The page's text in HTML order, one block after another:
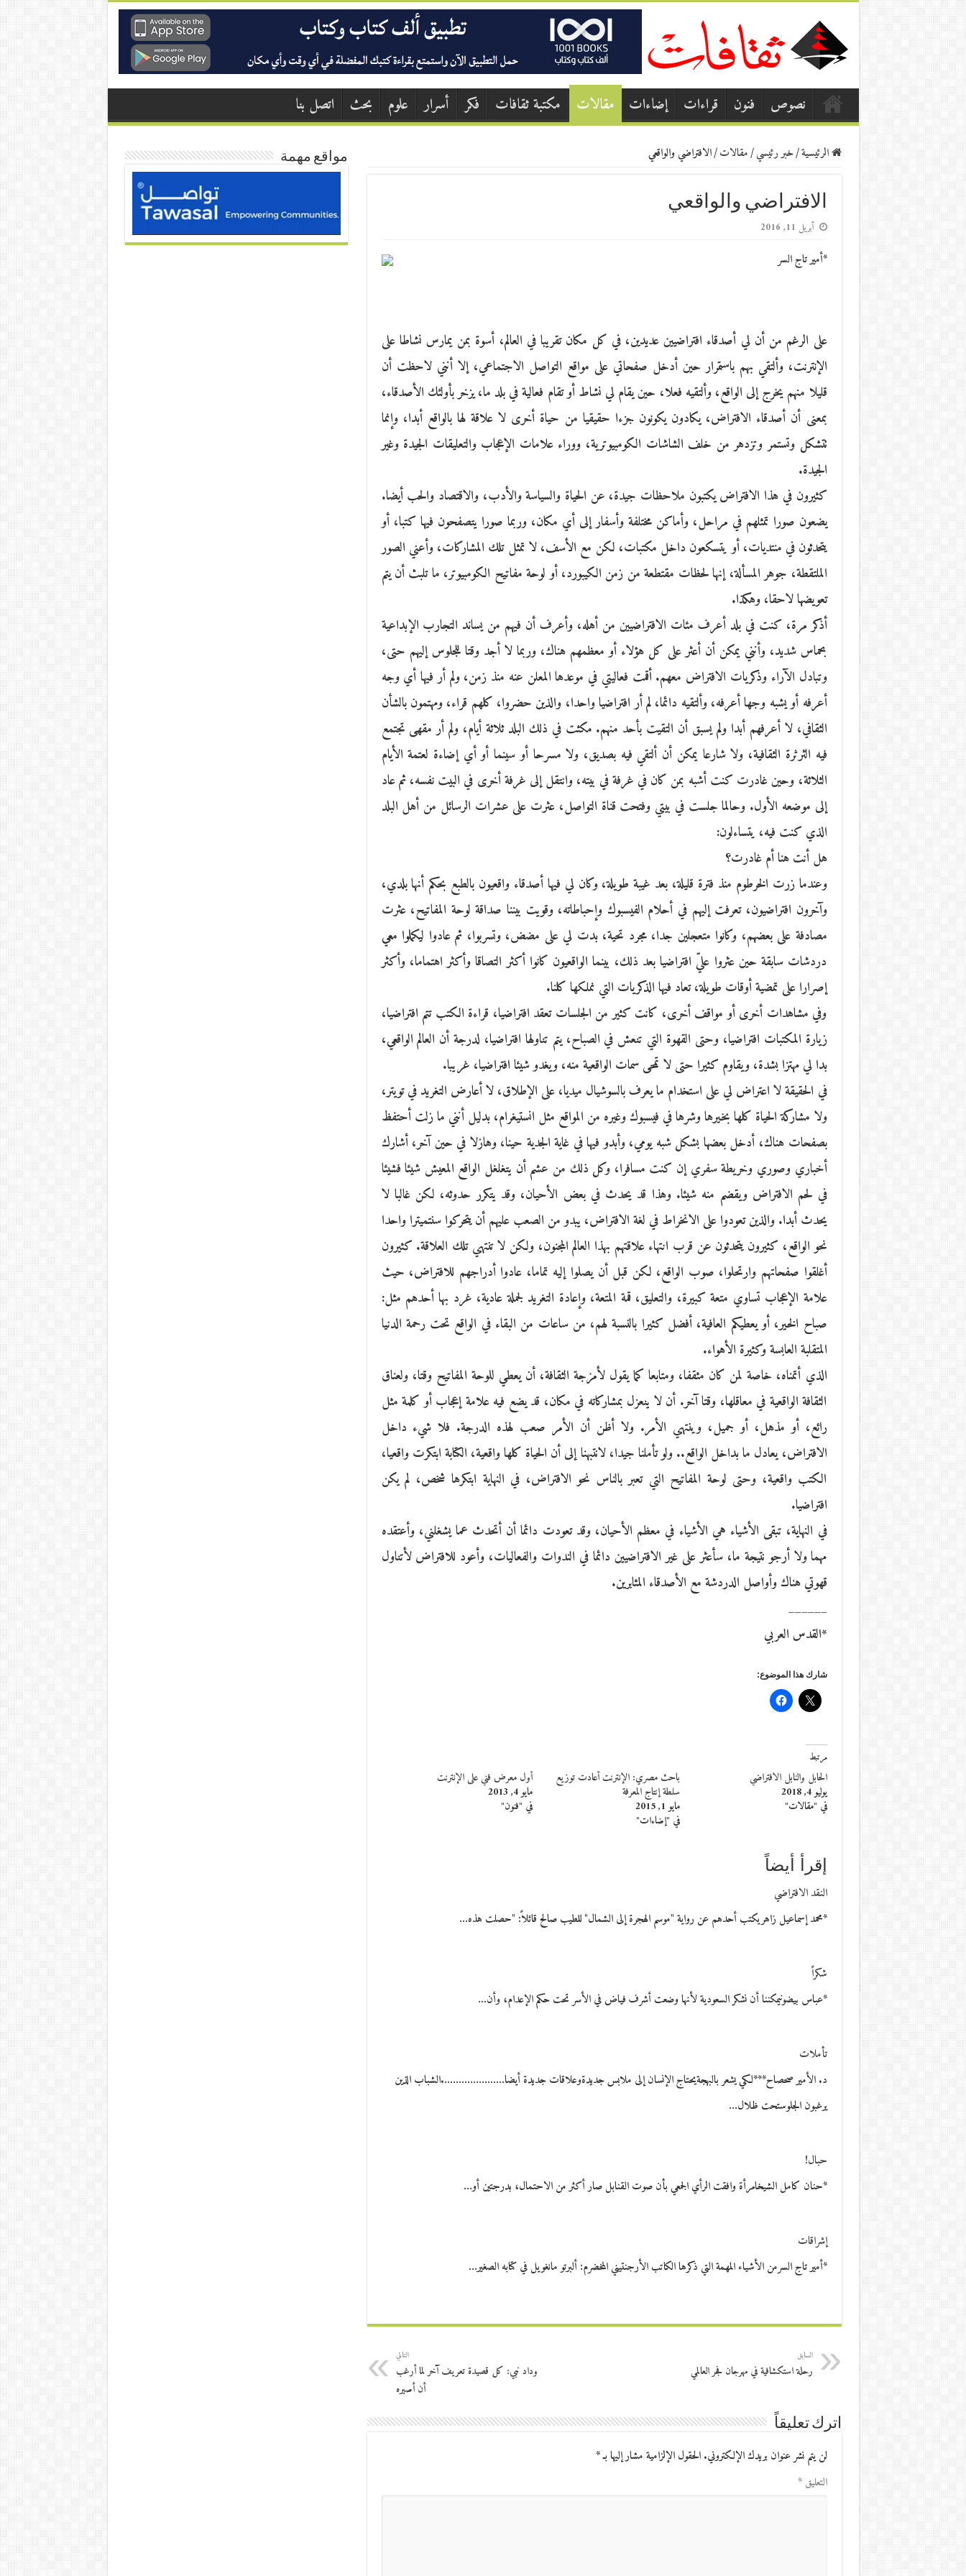
نصوص فنون قراءات إضاءات مقالات مكتبة ثقافات فكر أسرار علوم بحث اتصل بنا
الرئيسية/خبر رئيسي/مقالات/الافتراضي والواقعي
الافتراضي والواقعي
أبريل 11, 2016
*أمير تاج السر
على الرغم من أن لي أصدقاء افتراضيين عديدين، في كل مكان تقريبا في العالم، أسوة بمن يمارس نشاطا على
الإنترنت، وألتقي بهم باستمرار حين أدخل صفحاتي على مواقع التواصل الاجتماعي، إلا أنني لاحظت أن
قليلا منهم يخرج إلى الواقع، وألتقيه فعلا، حين يقام لي نشاط أو تقام فعالية في بلد ما، يزخر بأولئك الأصدقاء،
بمعنى أن أصدقاء الافتراض، يكادون يكونون جزءا حقيقيا من حياة أخرى لا علاقة لها بالواقع أبدا، وإنما
تتشكل وتستمر وتزدهر من خلف الشاشات الكومبيوترية، ووراء علامات الإعجاب والتعليقات الجيدة وغير
الجيدة.
كثيرون في هذا الافتراض يكتبون ملاحظات جيدة، عن الحياة والسياسة والأدب، والاقتصاد والحب أيضا.
يضعون صورا تمثلهم في مراحل، وأماكن مختلفة وأسفار إلى أي مكان، وربما صورا يتصفحون فيها كتبا، أو
يتحدثون في منتديات، أو يتسكعون داخل مكتبات، لكن مع الأسف، لا تمثل تلك المشاركات، وأعني الصور
الملتقطة، جوهر المسألة، إنها لحظات مقتطعة من زمن الكيبورد، أو لوحة مفاتيح الكومبيوتر، ما تلبث أن يتم
تعويضها لاحقا، وهكذا.
أذكر مرة، كنت في بلد أعرف مئات الافتراضيين من أهله، وأعرف أن فيهم من يساند التجارب الإبداعية
بحماس شديد، وأنني يمكن أن أعثر على كل هؤلاء أو معظمهم هناك، وربما لا أجد وقتا للجلوس إليهم حتى،
وتبادل الآراء وذكريات الافتراض معهم. أقمت فعاليتي في موعدها المعلن عنه منذ زمن، ولم أر فيها أي وجه
أعرفه أو يشبه وجها أعرفه، وألتقيه دائما، لم أر افتراضيا واحدا، والذين حضروا، كلهم قراء، ومهتمون بالشأن
الثقافي، لا أعرفهم أبدا ولم يسبق أن التقيت بأحد منهم. مكثت في ذلك البلد ثلاثة أيام، ولم أر مقهى تجتمع
فيه الثرثرة الثقافية، ولا شارعا يمكن أن ألتقي فيه بصديق، ولا مسرحا أو سينما أو أي إضاءة لعتمة الأيام
الثلاثة، وحين غادرت كنت أشبه بمن كان في غرفة في بيته، وانتقل إلى غرفة أخرى في البيت نفسه، ثم عاد
إلى موضعه الأول. وحالما جلست في بيتي وفتحت قناة التواصل، عثرت على عشرات الرسائل من أهل البلد
الذي كنت فيه، يتساءلون:
هل أنت هنا أم غادرت؟
وعندما زرت الخرطوم منذ فترة قليلة، بعد غيبة طويلة، وكان لي فيها أصدقاء واقعيون بالطبع بحكم أنها بلدي،
وآخرون افتراضيون، تعرفت إليهم في أحلام الفيسبوك وإحباطاته، وقويت بيننا صداقة لوحة المفاتيح، عثرت
مصادفة على بعضهم، وكانوا متعجلين جدا، مجرد تحية، بدت لي على مضض، وتسربوا، ثم عادوا ليكملوا معي
دردشات سابقة حين عثروا عليّ افتراضيا بعد ذلك، بينما الواقعيون كانوا أكثر التصاقا وأكثر اهتماما، وأكثر
إصرارا على تمضية أوقات طويلة، تعاد فيها الذكريات التي نملكها كلنا.
وفي مشاهدات أخرى أو مواقف أخرى، كانت كثير من الجلسات تعقد افتراضيا، قراءة الكتب تتم افتراضيا،
زيارة المكتبات افتراضيا، وحتى القهوة التي تنعش في الصباح، يتم تناولها افتراضيا، لدرجة أن العالم الواقعي،
بدا لي مهتزا بشدة، ويقاوم كثيرا حتى لا تمحى سمات الواقعية منه، ويغدو شيئا افتراضيا، غريبا.
في الحقيقة لا اعتراض لي على استخدام ما يعرف بالسوشيال ميديا، على الإطلاق، لا أعارض التغريد في تويتر،
ولا مشاركة الحياة كلها بخيرها وشرها في فيسبوك وغيره من المواقع مثل انستيغرام، بدليل أنني ما زلت أحتفظ
بصفحات هناك، أدخل بعضها بشكل شبه يومي، وأبدو فيها في غاية الجدية حينا، وهازلا في حين آخر، أشارك
أخباري وصوري وخريطة سفري إن كنت مسافرا، وكل ذلك من عشم أن يتغلغل الواقع المعيش شيئا فشيئا
في لحم الافتراض ويقضم منه شيئا. وهذا قد يحدث في بعض الأحيان، وقد يتكرر حدوثه، لكن غالبا لا
يحدث أبدا. والذين تعودوا على الانخراط في لغة الافتراض، يبدو من الصعب عليهم أن يتحركوا سنتميترا واحدا
نحو الواقع، كثيرون يتحدثون عن قرب انتهاء علاقتهم بهذا العالم المجنون، ولكن لا تنتهي تلك العلاقة. كثيرون
أغلقوا صفحاتهم وارتحلوا، صوب الواقع، لكن قبل أن يصلوا إليه تماما، عادوا أدراجهم للافتراض، حيث
علامة الإعجاب تساوي متعة كبيرة، والتعليق، قمة المتعة، وإعادة التغريد لجملة عادية، غرد بها أحدهم مثل:
صباح الخير، أو يعطيكم العافية، أفضل كثيرا بالنسبة لهم، من ساعات من البقاء في الواقع تحت رحمة الدنيا
المتقلبة العابسة وكثيرة الأهواء.
الذي أتمناه، خاصة لمن كان مثقفا، ومتابعا كما يقول لأمزجة الثقافة، أن يعطي للوحة المفاتيح وقتا، ولعناق
الثقافة الواقعية في معاقلها، وقتا آخر. أن لا ينعزل بمشاركاته في مكان، قد يضع فيه علامة إعجاب أو كلمة مثل
رائع، أو مذهل، أو جميل، وينتهي الأمر. ولا أظن أن الأمر صعب لهذه الدرجة. فلا شيء داخل
الافتراض، يعادل ما بداخل الواقع.. ولو تأملنا جيدا، لانتبهنا إلى أن الحياة كلها واقعية، الكتابة ابتكرت واقعيا،
الكتب واقعية، وحتى لوحة المفاتيح التي تعبر بالناس نحو الافتراض، في النهاية ابتكرها شخص، لم يكن
افتراضيا.
في النهاية، تبقى الأشياء هي الأشياء في معظم الأحيان، وقد تعودت دائما أن أتحدث عما يشغلني، وأعتقده
مهما ولا أرجو نتيجة ما، سأعثر على غير الافتراضيين دائما في الندوات والفعاليات، وأعود للافتراض لأتناول
قهوتي هناك وأواصل الدردشة مع الأصدقاء المثابرين.
______
*القدس العربي
شارك هذا الموضوع:
مرتبط
الحابل والنابل الافتراضي
يوليو 4, 2018
في "مقالات"
باحث مصري: الإنترنت أعادت توزيع
سلطة إنتاج المعرفة
مايو 1, 2015
في "إضاءات"
أول معرض فني على الإنترنت
مايو 4, 2013
في "فنون"
إقرأ أيضاً
النقد الافتراضي
*محمد إسماعيل زاهريكتب أحدهم عن رواية "موسم الهجرة إلى الشمال" للطيب صالح قائلاً: "حصلت هذه…
شكراً
*عباس بيضونيمكننا أن نشكر السعودية لأنها وضعت أشرف فياض في الأسر تحت حكم الإعدام، وأن…
تأملات
د. الأمير صحصاح***لكي يشعر بالبهجةيحتاج الإنسان إلى ملابس جديدةوعلاقات جديدة أيضا………………….الشباب الذين
يرغبون الجلوستحت ظلال…
حبال!
*حنان كامل الشيخامرأة وافقت الرأي الجمعي بأن صوت القنابل صار أكثر من الاحتمال، بدرجتين أو…
إشراقات
*أمير تاج السرمن الأشياء المهمة التي ذكرها الكاتب الأرجنتيني المخضرم: ألبرتو مانغويل في كتابه الصغير…
السابق
رحلة استكشافية في مهرجان فجر العالمي
التالي
وداد نبي: كل قصيدة تعريف آخر لما أرغب
أن أصيره
اترك تعليقاً
لن يتم نشر عنوان بريدك الإلكتروني. الحقول الإلزامية مشار إليها بـ*
التعليق*
مواقع مهمة